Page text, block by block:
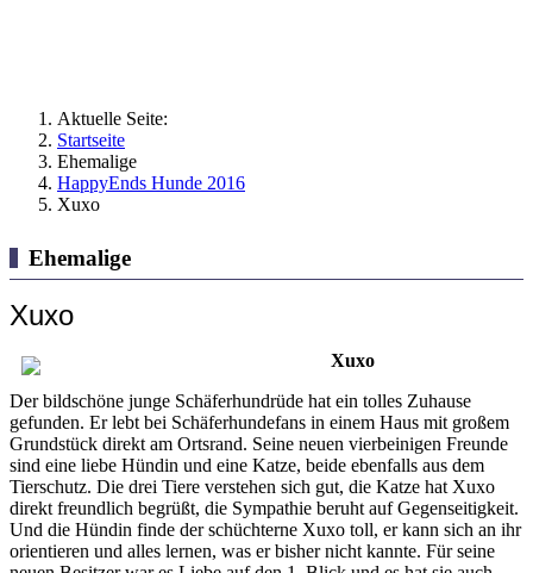
Aktuelle Seite:
Startseite
Ehemalige
HappyEnds Hunde 2016
Xuxo
Ehemalige
Xuxo
Xuxo
Der bildschöne junge Schäferhundrüde hat ein tolles Zuhause
gefunden. Er lebt bei Schäferhundefans in einem Haus mit großem
Grundstück direkt am Ortsrand. Seine neuen vierbeinigen Freunde
sind eine liebe Hündin und eine Katze, beide ebenfalls aus dem
Tierschutz. Die drei Tiere verstehen sich gut, die Katze hat Xuxo
direkt freundlich begrüßt, die Sympathie beruht auf Gegenseitigkeit.
Und die Hündin finde der schüchterne Xuxo toll, er kann sich an ihr
orientieren und alles lernen, was er bisher nicht kannte. Für seine